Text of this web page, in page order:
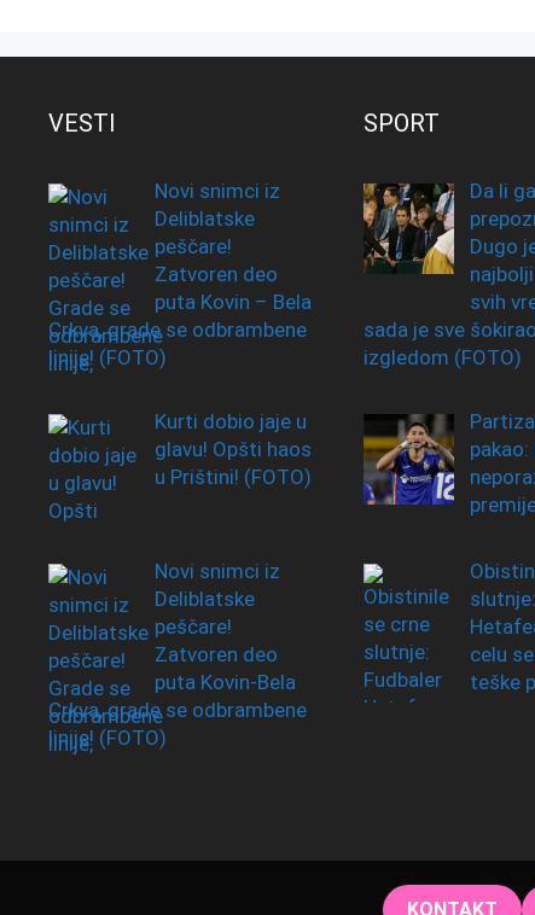
VESTI
Novi snimci iz
Deliblatske
peščare!
Zatvoren deo
puta Kovin – Bela
Crkva, grade se odbrambene
linije! (FOTO)
Kurti dobio jaje u
glavu! Opšti haos
u Prištini! (FOTO)
Novi snimci iz
Deliblatske
peščare!
Zatvoren deo
puta Kovin-Bela
Crkva, grade se odbrambene
linije! (FOTO)
SPORT
Da li ga
Dugo
svih
sada je sve
izgledom (FOTO)
celu
teške
KONTAKT